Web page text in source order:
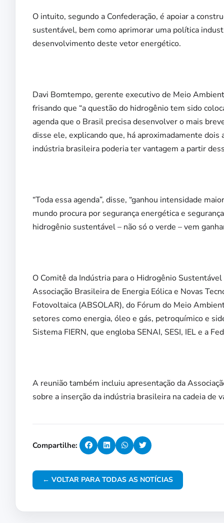
O intuito, segundo a Confederação, é apoiar a
sustentável, bem como aprimorar uma política
desenvolvimento deste vetor energético.
Davi Bomtempo, gerente executivo de Meio
frisando que “a questão do hidrogênio tem sido
agenda que o Brasil precisa desenvolver o mais
disse ele, explicando que, há aproximadamente dois
indústria brasileira poderia ter vantagem a partir
“Toda essa agenda”, disse, “ganhou intensidade
mundo procura por segurança energética e
hidrogênio sustentável – não só o verde – vem
O Comitê da Indústria para o Hidrogênio Sustentável
Associação Brasileira de Energia Eólica e Novas
Fotovoltaica (ABSOLAR), do Fórum do Meio
setores como energia, óleo e gás, petroquímico e
Sistema FIERN, que engloba SENAI, SESI, IEL e a
A reunião também incluiu apresentação da
sobre a inserção da indústria brasileira na cadeia de
Compartilhe:
← VOLTAR PARA TODAS AS NOTÍCIAS